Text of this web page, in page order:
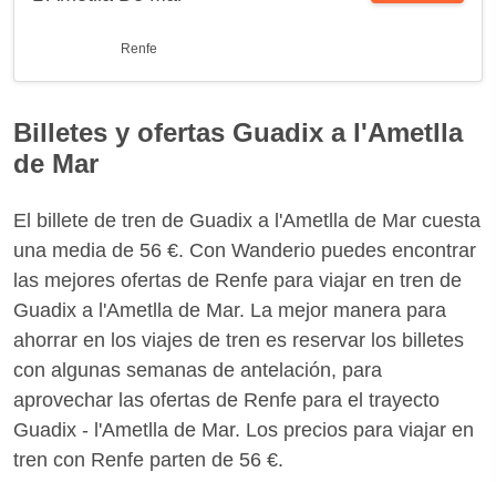
Renfe
Billetes y ofertas Guadix a l'Ametlla
de Mar
El billete de tren de Guadix a l'Ametlla de Mar cuesta
una media de 56 €. Con Wanderio puedes encontrar
las mejores ofertas de Renfe para viajar en tren de
Guadix a l'Ametlla de Mar. La mejor manera para
ahorrar en los viajes de tren es reservar los billetes
con algunas semanas de antelación, para
aprovechar las ofertas de Renfe para el trayecto
Guadix - l'Ametlla de Mar. Los precios para viajar en
tren con Renfe parten de 56 €.